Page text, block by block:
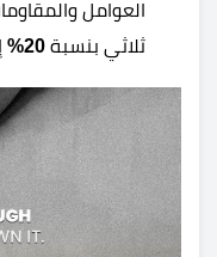
العوامل
ثلاثي بنسبة 20%